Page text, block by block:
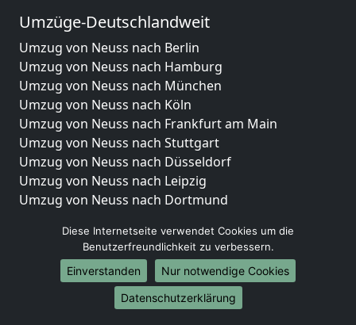
Umzüge-Deutschlandweit
Umzug von Neuss nach Berlin
Umzug von Neuss nach Hamburg
Umzug von Neuss nach München
Umzug von Neuss nach Köln
Umzug von Neuss nach Frankfurt am Main
Umzug von Neuss nach Stuttgart
Umzug von Neuss nach Düsseldorf
Umzug von Neuss nach Leipzig
Umzug von Neuss nach Dortmund
Umzug von Neuss nach Bremen
Umzug von Neuss nach Dresden
Umzug von Neuss nach Hannover
Umzug von Neuss nach Nürnberg
Umzug von Neuss nach Duisburg
Diese Internetseite verwendet Cookies um die
Benutzerfreundlichkeit zu verbessern.
Einverstanden
Nur notwendige Cookies
Datenschutzerklärung